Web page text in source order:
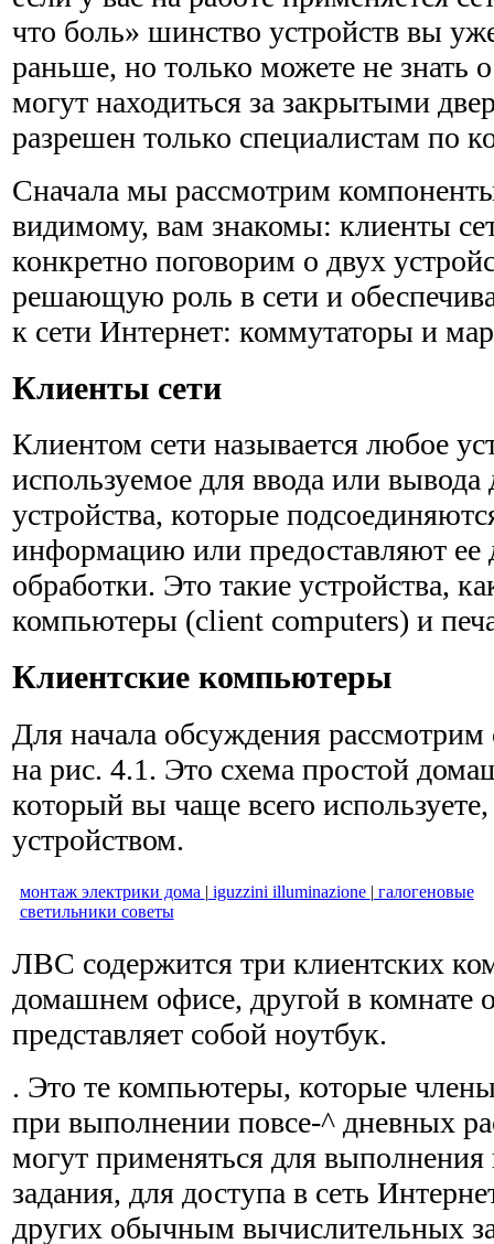
что боль» шинство устройств вы
раньше, но только можете не знать
могут находиться за закрытыми
разре­шен только специалистам по
Сначала мы рассмотрим
видимому, вам знакомы: клиенты
конкретно поговорим о двух
решающую роль в сети и
к сети Интернет: коммутаторы и
Клиенты сети
Клиентом сети называется любое
используемое для ввода или вывода
устройства, которые
информацию или предоставляют ее
обработки. Это такие устройства,
компьютеры (client computers) и
Клиентские компьютеры
Для начала обсуждения
на рис. 4.1. Это схема простой
который вы чаще всего
устройством.
монтаж электрики дома | iguzzini illuminazione | галогеновые
светильники советы
ЛВС содержится три клиентских
домашнем офисе, другой в комнате
представляет собой ноутбук.
. Это те компьютеры, которые
при выполнении повсе-^ дневных
могут применяться для
задания, для доступа в сеть
других обычным вычислительных